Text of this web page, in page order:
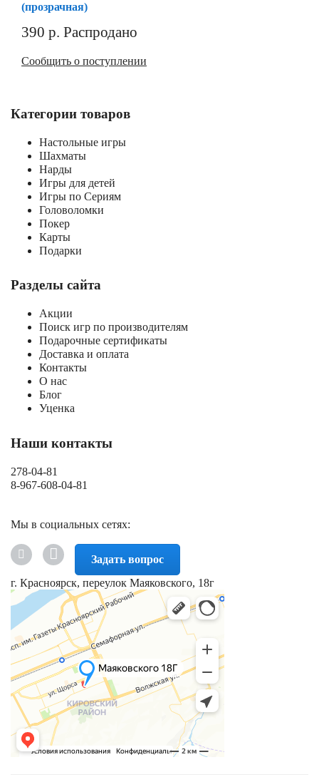
(прозрачная)
390 р. Распродано
Сообщить о поступлении
Категории товаров
Настольные игры
Шахматы
Нарды
Игры для детей
Игры по Сериям
Головоломки
Покер
Карты
Подарки
Разделы сайта
Акции
Поиск игр по производителям
Подарочные сертификаты
Доставка и оплата
Контакты
О нас
Блог
Уценка
Наши контакты
278-04-81
8-967-608-04-81
Мы в социальных сетях:
Задать вопрос
г. Красноярск, переулок Маяковского, 18г